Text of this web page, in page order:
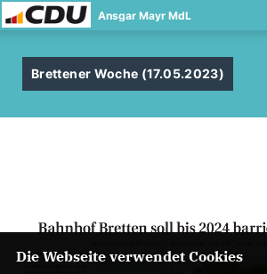
Ansgar Mayr MdL
Brettener Woche (17.05.2023)
Die Webseite verwendet Cookies